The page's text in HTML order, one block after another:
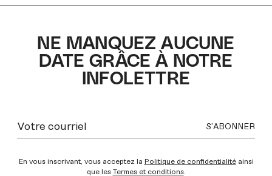
NE MANQUEZ AUCUNE
DATE GRÂCE À NOTRE
INFOLETTRE
En vous inscrivant, vous acceptez la Politique de confidentialitéainsi
que les Termes et conditions.